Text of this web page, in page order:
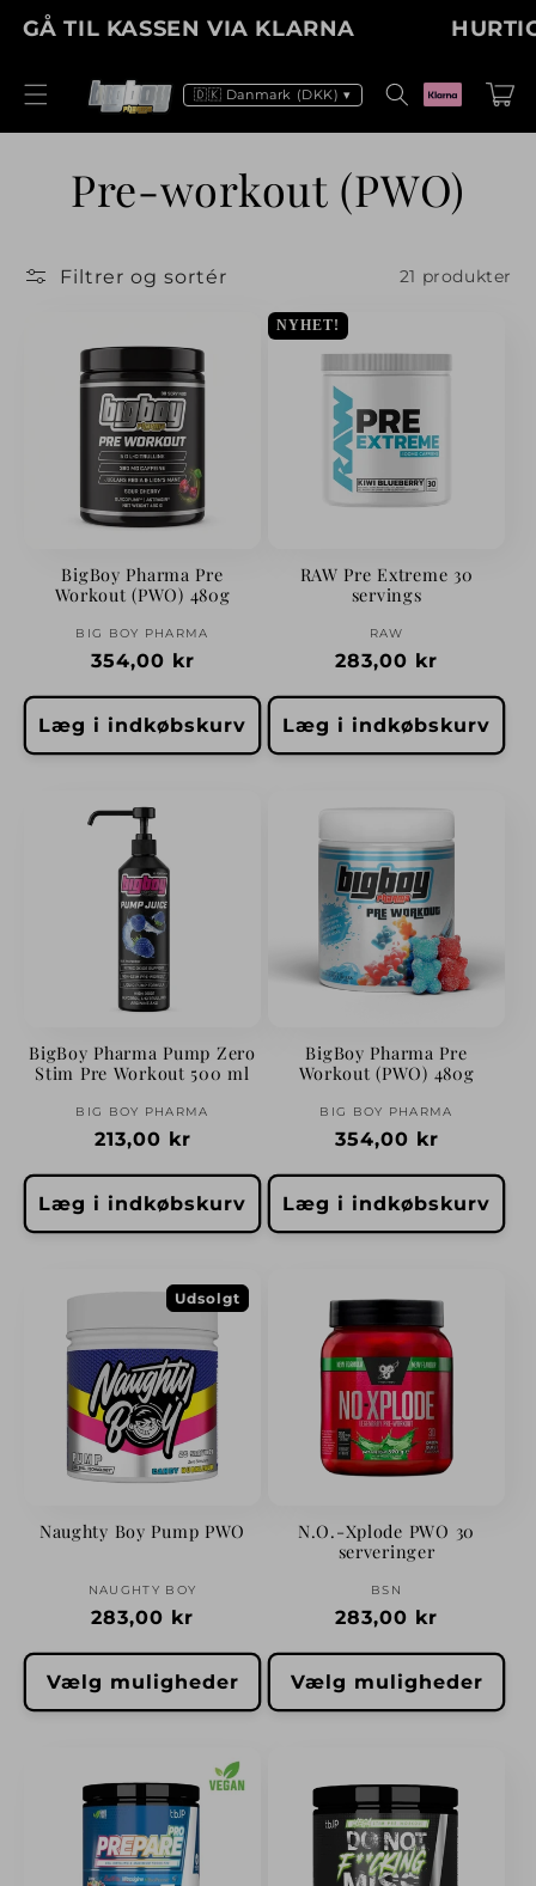
Gå til
indhold
TIL KASSEN VIA KLARNA HURTIG
🇩🇰 Danmark (DKK) ▾
K
l
l
e
t
i
o
n
:
Pre-workout (PWO)
Filtrer og sortér 21 produkter
BigBoy Pharma Pre
Workout (PWO) 480g
Forhandler:
BIG BOY PHARMA
Normalpris
354,00 kr
Læg i indkøbskurv
NYHET!
RAW Pre Extreme 30
servings
Forhandler:RAW
Normalpris
283,00 kr
Læg i indkøbskurv
BigBoy Pharma Pump Zero
Stim Pre Workout 500 ml
Forhandler:
BIG BOY PHARMA
Normalpris
213,00 kr
Læg i indkøbskurv
BigBoy Pharma Pre
Workout (PWO) 480g
Forhandler:
BIG BOY PHARMA
Normalpris
354,00 kr
Læg i indkøbskurv
Udsolgt
Naughty Boy Pump PWO
Forhandler:NAUGHTY BOY
Normalpris
283,00 kr
Vælg muligheder
N.O.-Xplode PWO 30
serveringer
Forhandler:BSN
Normalpris
283,00 kr
Vælg muligheder